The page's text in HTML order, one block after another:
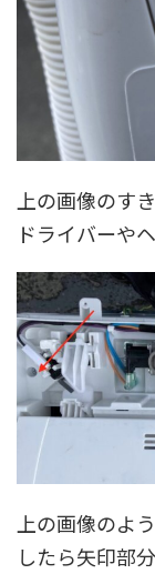
上の画像のす
ドライバーや
上の画像のよ
したら矢印部